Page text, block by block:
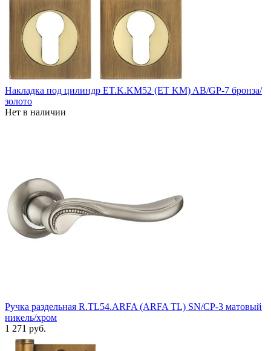
Накладка под цилиндр ET.K.KM52 (ET KM) AB/GP-7 бронза/
золото
Нет в наличии
Ручка раздельная R.TL54.ARFA (ARFA TL) SN/CP-3 матовый
никель/хром
1 271 руб.